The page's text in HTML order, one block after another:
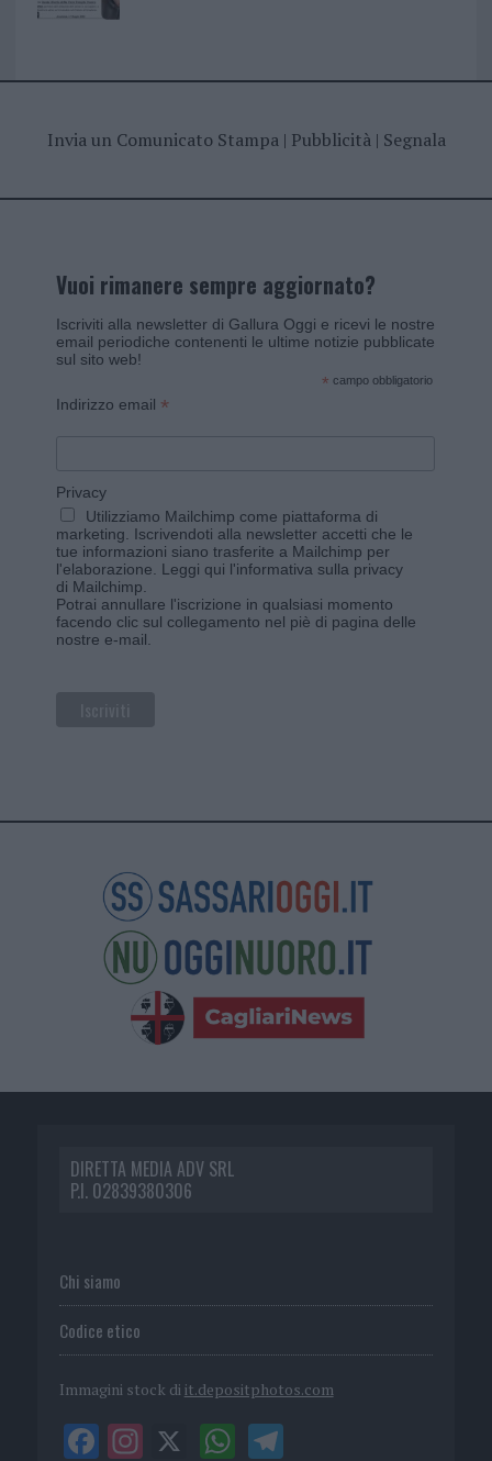
Invia un Comunicato Stampa| Pubblicità| Segnala
Vuoi rimanere sempre aggiornato?
Iscriviti alla newsletter di Gallura Oggi e ricevi le nostre
email periodiche contenenti le ultime notizie pubblicate
sul sito web!
* campo obbligatorio
Indirizzo email *
Privacy
Utilizziamo Mailchimp come piattaforma di
marketing. Iscrivendoti alla newsletter accetti che le
tue informazioni siano trasferite a Mailchimp per
l'elaborazione. Leggi qui l'informativa sulla privacy
di Mailchimp
Potrai annullare l'iscrizione in qualsiasi momento
facendo clic sul collegamento nel piè di pagina delle
nostre e-mail.
DIRETTA MEDIA ADV SRL
P.I. 02839380306
Chi siamo
Codice etico
Immagini stock di it.depositphotos.com